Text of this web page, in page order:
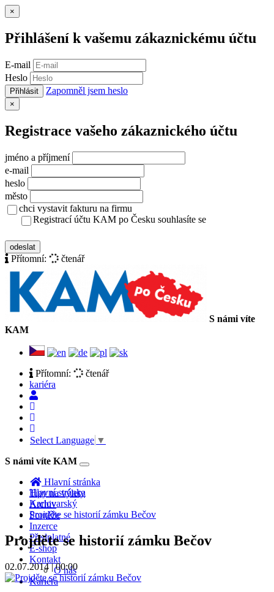
×
Přihlášení k vašemu zákaznickému účtu
E-mail
Heslo
Přihlásit Zapomněl jsem heslo
×
Registrace vašeho zákaznického účtu
jméno a příjmení
e-mail
heslo
město
chci vystavit fakturu na firmu
Registrací účtu KAM po Česku souhlasíte se
odeslat
Přítomní: čtenář
S námi víte
KAM
Přítomní:
čtenář
kariéra
Select Language ▼
S námi víte KAM
Toggle
navigation
Hlavní stránka
Tipy na výlety
Archiv
Soutěže
Inzerce
Předplatné
E-shop
Kontakt
O nás
Kariéra
Hlavní stránka
Karlovarský
Projděte se historií zámku Bečov
Projděte se historií zámku Bečov
02.07.2014 | 00:00